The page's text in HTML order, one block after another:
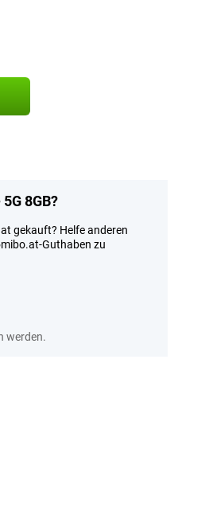
8GB?
gekauft? Helfe anderen
Guthaben zu
werden.